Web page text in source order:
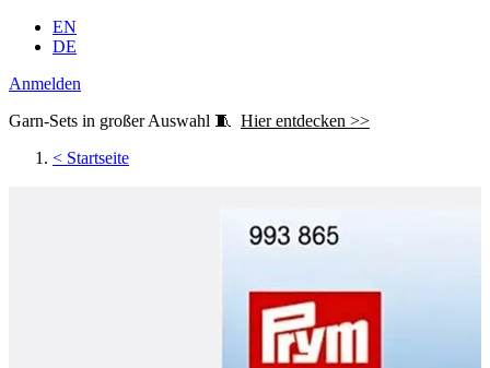
EN
DE
Anmelden
Garn-Sets in großer Auswahl 🧵 Hier entdecken >>
< Startseite